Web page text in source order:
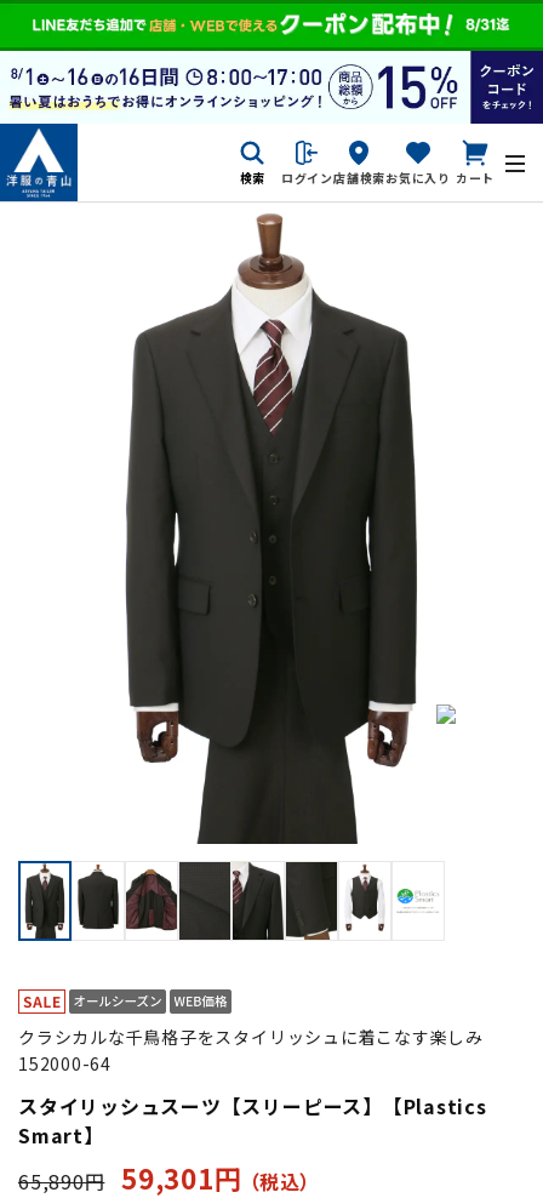
検索 ログイン店舗検索お気に入り カート
クラシカルな千鳥格子をスタイリッシュに着こなす楽しみ
152000-64
スタイリッシュスーツ【スリーピース】【Plastics
Smart】
65,890円 59,301円